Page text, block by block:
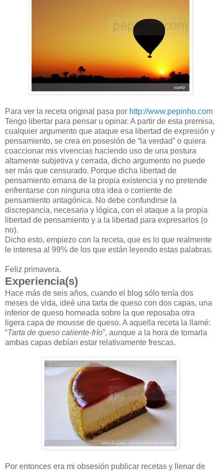
Para ver la receta original pasa por http://www.pepinho.com
Tengo libertar para pensar u opinar. A partir de esta premisa,
cualquier argumento que ataque esa libertad de expresión y
pensamiento, se crea en posesión de “la verdad” o quiera
coaccionar mis vivencias haciendo uso de una postura
altamente subjetiva y cerrada, dicho argumento no puede
ser más que censurado. Porque dicha libertad de
pensamiento emana de la propia existencia y no pretende
enfrentarse con ninguna otra idea o corriente de
pensamiento antagónica. No debe confundirse la
discrepancia, necesaria y lógica, con el ataque a la propia
libertad de pensamiento y a la libertad para expresarlos (o
no).
Dicho esto, empiezo con la receta, que es lo que realmente
le interesa al 99% de los que están leyendo estas palabras.
Feliz primavera.
Experiencia(s)
Hace más de seis años, cuando el blog sólo tenía dos
meses de vida, ideé una tarta de queso con dos capas, una
inferior de queso horneada sobre la que reposaba otra
ligera capa de mousse de queso. A aquella receta la llamé:
“Tarta de queso caliente-frío”, aunque a la hora de tomarla
ambas capas debían estar relativamente frescas.
Por entonces era mi obsesión publicar recetas y llenar de